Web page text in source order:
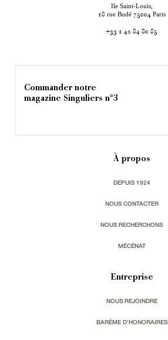
Ile Saint-Louis,
18 rue Budé 75004 Paris
+33 1 42 84 80 85
Commander notre
magazine Singuliers n°3
À propos
DEPUIS 1924
NOUS CONTACTER
NOUS RECHERCHONS
MÉCÉNAT
Entreprise
NOUS REJOINDRE
BARÈME D'HONORAIRES